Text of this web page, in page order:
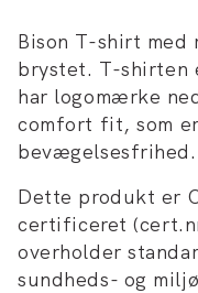
Bison T-shirt med
brystet. T-shirten
har logomærke
comfort fit, som
bevægelsesfrihed.
Dette produkt er
certificeret
overholder
sundheds- og